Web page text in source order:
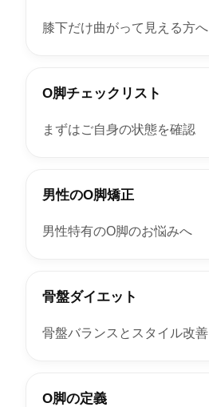
膝下だけ曲がって見える方へ
O脚チェックリスト
まずはご自身の状態を確認
男性のO脚矯正
男性特有のO脚のお悩みへ
骨盤ダイエット
骨盤バランスとスタイル改善
O脚の定義